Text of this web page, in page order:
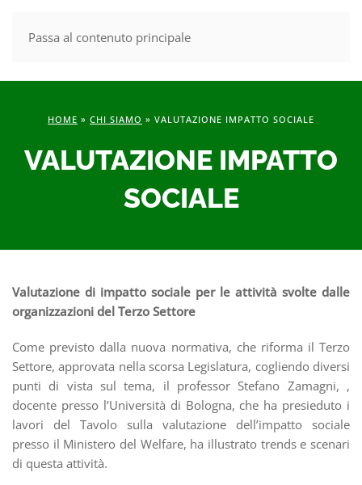
Passa al contenuto principale
MENU
HOME » CHI SIAMO » VALUTAZIONE IMPATTO SOCIALE
VALUTAZIONE IMPATTO
SOCIALE
Valutazione di impatto sociale per le attività svolte dalle
organizzazioni del Terzo Settore
Come previsto dalla nuova normativa, che riforma il Terzo
Settore, approvata nella scorsa Legislatura, cogliendo diversi
punti di vista sul tema, il professor Stefano Zamagni, ,
docente presso l’Università di Bologna, che ha presieduto i
lavori del Tavolo sulla valutazione dell’impatto sociale
presso il Ministero del Welfare, ha illustrato trends e scenari
di questa attività.